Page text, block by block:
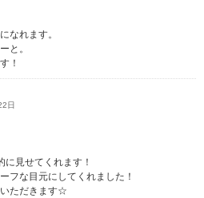
なれます。
と。
！
日
見せてくれます！
フな目元にしてくれました！
ただきます☆